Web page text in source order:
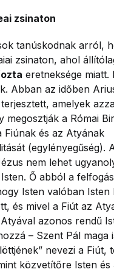
zsinaton
tanúskodnak arról,
zsinaton, ahol
eretneksége miatt.
Abban az időben
amelyek
megosztják a Római
Fiúnak és az Atyának
(egylényegűség).
nem lehet
Ő abból a
Isten valóban Isten
és mivel a Fiút az
azonos rendű
– Szent Pál maga
nevezi a Fiút,
közvetítőre Isten és